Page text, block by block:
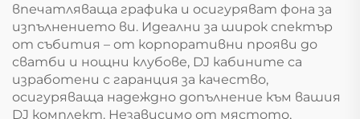
впечатляваща графика и осигуряват фона за
изпълнението ви. Идеални за широк спектър
от събития – от корпоративни прояви до
сватби и нощни клубове, DJ кабините са
изработени с гаранция за качество,
осигуряваща надеждно допълнение към вашия
DJ комплект. Независимо от мястото,